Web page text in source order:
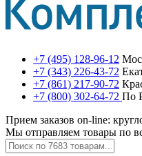
+7 (495) 128-96-12
+7 (343) 226-43-72
+7 (861) 217-90-72
+7 (800) 302-64-72 По
Прием заказов on-line:
Мы отправляем товары по